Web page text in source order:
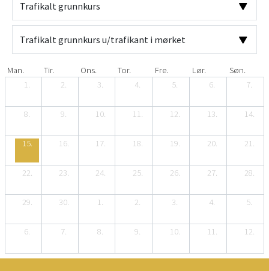
Man. Tir. Ons. Tor. Fre. Lør.
Søn.
1.
2. 3. 4. 5. 6. 7.
8. 9. 10. 11. 12. 13. 14.
15. 16. 17. 18. 19. 20. 21.
22. 23. 24. 25. 26. 27. 28.
29. 30. 1. 2. 3. 4. 5.
6. 7. 8. 9. 10. 11. 12.